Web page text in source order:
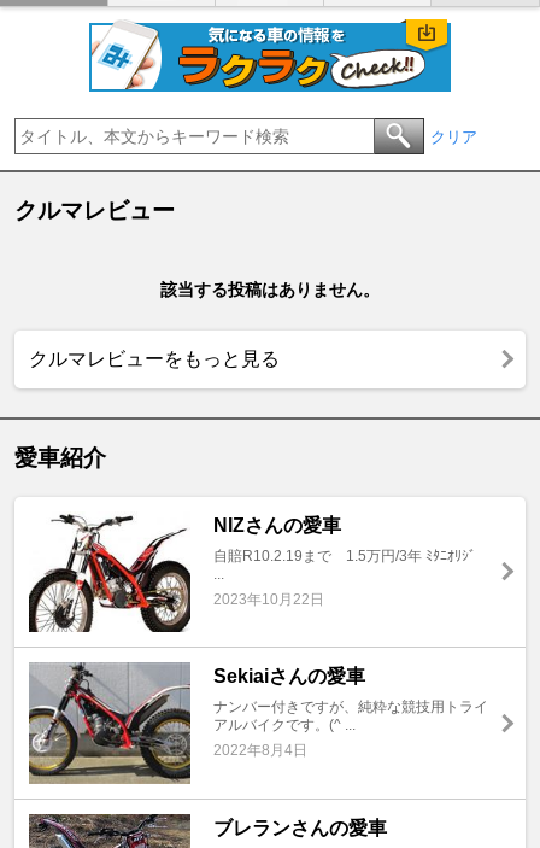
クリア
クルマレビュー
該当する投稿はありません。
クルマレビューをもっと見る
愛車紹介
NIZさんの愛車
自賠R10.2.19まで 1.5万円/3年 ﾐﾀﾆｵﾘｼﾞ
2023年10月22日
Sekiaiさんの愛車
ナンバー付きですが、純粋な競技用トライ
アルバイクです。(^ ...
2022年8月4日
ブレランさんの愛車